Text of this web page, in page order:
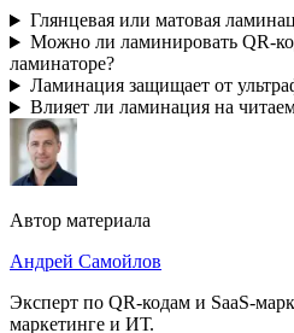
Глянцевая или матовая
Можно ли ламинировать QR-
ламинаторе?
Ламинация защищает от
Влияет ли ламинация на
Автор материала
Андрей Самойлов
Эксперт по QR-кодам и SaaS-
маркетинге и ИТ.